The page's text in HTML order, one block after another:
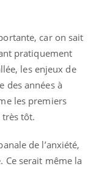
car on sait
pratiquement
les enjeux de
des années à
les premiers
tôt.
de l’anxiété,
Ce serait même la